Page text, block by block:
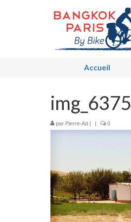
Accueil
img_6375
par Pierre-Ad | | 0